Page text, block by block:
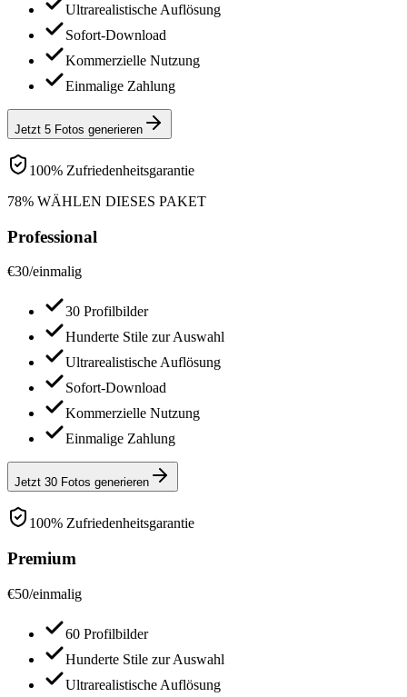
Ultrarealistische Auflösung
Sofort-Download
Kommerzielle Nutzung
Einmalige Zahlung
Jetzt 5 Fotos generieren
100% Zufriedenheitsgarantie
78% WÄHLEN DIESES PAKET
Professional
€30/einmalig
30 Profilbilder
Hunderte Stile zur Auswahl
Ultrarealistische Auflösung
Sofort-Download
Kommerzielle Nutzung
Einmalige Zahlung
Jetzt 30 Fotos generieren
100% Zufriedenheitsgarantie
Premium
€50/einmalig
60 Profilbilder
Hunderte Stile zur Auswahl
Ultrarealistische Auflösung